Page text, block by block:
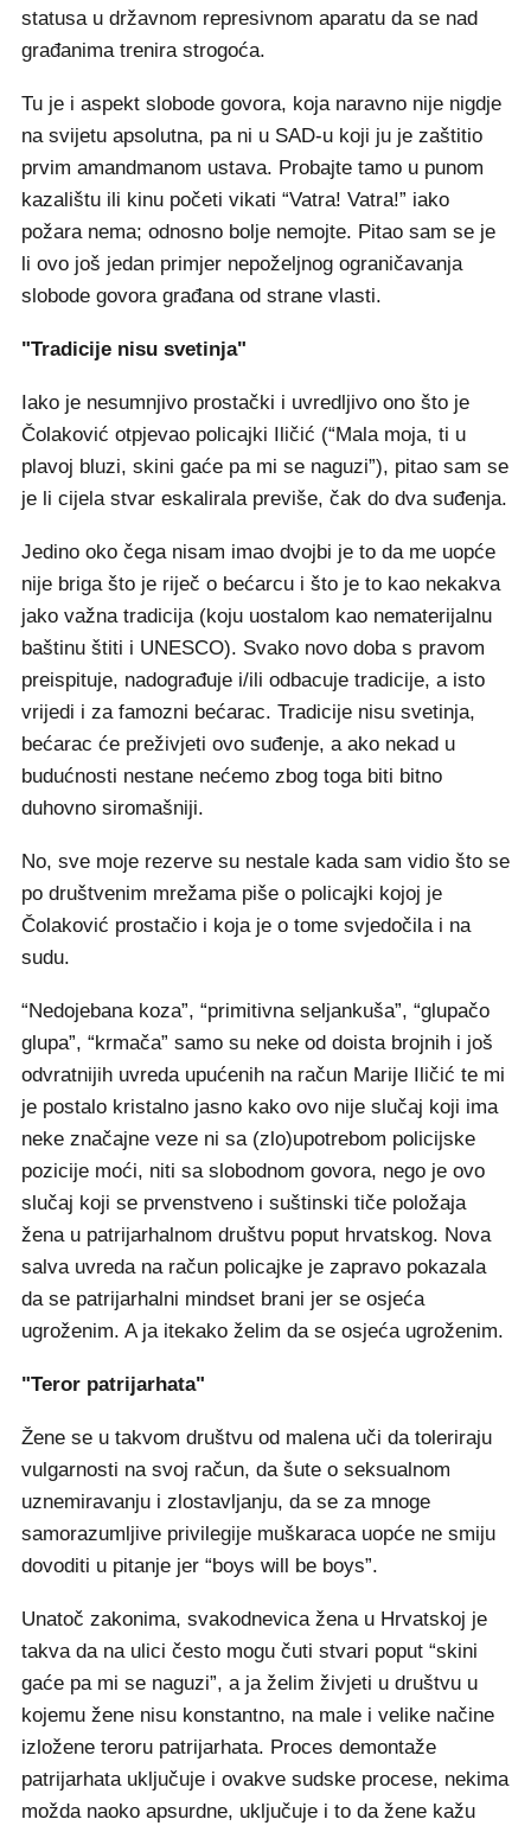
statusa u državnom represivnom aparatu da se nad
građanima trenira strogoća.
Tu je i aspekt slobode govora, koja naravno nije nigdje
na svijetu apsolutna, pa ni u SAD-u koji ju je zaštitio
prvim amandmanom ustava. Probajte tamo u punom
kazalištu ili kinu početi vikati “Vatra! Vatra!” iako
požara nema; odnosno bolje nemojte. Pitao sam se je
li ovo još jedan primjer nepoželjnog ograničavanja
slobode govora građana od strane vlasti.
"Tradicije nisu svetinja"
Iako je nesumnjivo prostački i uvredljivo ono što je
Čolaković otpjevao policajki Iličić (“Mala moja, ti u
plavoj bluzi, skini gaće pa mi se naguzi”), pitao sam se
je li cijela stvar eskalirala previše, čak do dva suđenja.
Jedino oko čega nisam imao dvojbi je to da me uopće
nije briga što je riječ o bećarcu i što je to kao nekakva
jako važna tradicija (koju uostalom kao nematerijalnu
baštinu štiti i UNESCO). Svako novo doba s pravom
preispituje, nadograđuje i/ili odbacuje tradicije, a isto
vrijedi i za famozni bećarac. Tradicije nisu svetinja,
bećarac će preživjeti ovo suđenje, a ako nekad u
budućnosti nestane nećemo zbog toga biti bitno
duhovno siromašniji.
No, sve moje rezerve su nestale kada sam vidio što se
po društvenim mrežama piše o policajki kojoj je
Čolaković prostačio i koja je o tome svjedočila i na
sudu.
“Nedojebana koza”, “primitivna seljankuša”, “glupačo
glupa”, “krmača” samo su neke od doista brojnih i još
odvratnijih uvreda upućenih na račun Marije Iličić te mi
je postalo kristalno jasno kako ovo nije slučaj koji ima
neke značajne veze ni sa (zlo)upotrebom policijske
pozicije moći, niti sa slobodnom govora, nego je ovo
slučaj koji se prvenstveno i suštinski tiče položaja
žena u patrijarhalnom društvu poput hrvatskog. Nova
salva uvreda na račun policajke je zapravo pokazala
da se patrijarhalni mindset brani jer se osjeća
ugroženim. A ja itekako želim da se osjeća ugroženim.
"Teror patrijarhata"
Žene se u takvom društvu od malena uči da toleriraju
vulgarnosti na svoj račun, da šute o seksualnom
uznemiravanju i zlostavljanju, da se za mnoge
samorazumljive privilegije muškaraca uopće ne smiju
dovoditi u pitanje jer “boys will be boys”.
Unatoč zakonima, svakodnevica žena u Hrvatskoj je
takva da na ulici često mogu čuti stvari poput “skini
gaće pa mi se naguzi”, a ja želim živjeti u društvu u
kojemu žene nisu konstantno, na male i velike načine
izložene teroru patrijarhata. Proces demontaže
patrijarhata uključuje i ovakve sudske procese, nekima
možda naoko apsurdne, uključuje i to da žene kažu